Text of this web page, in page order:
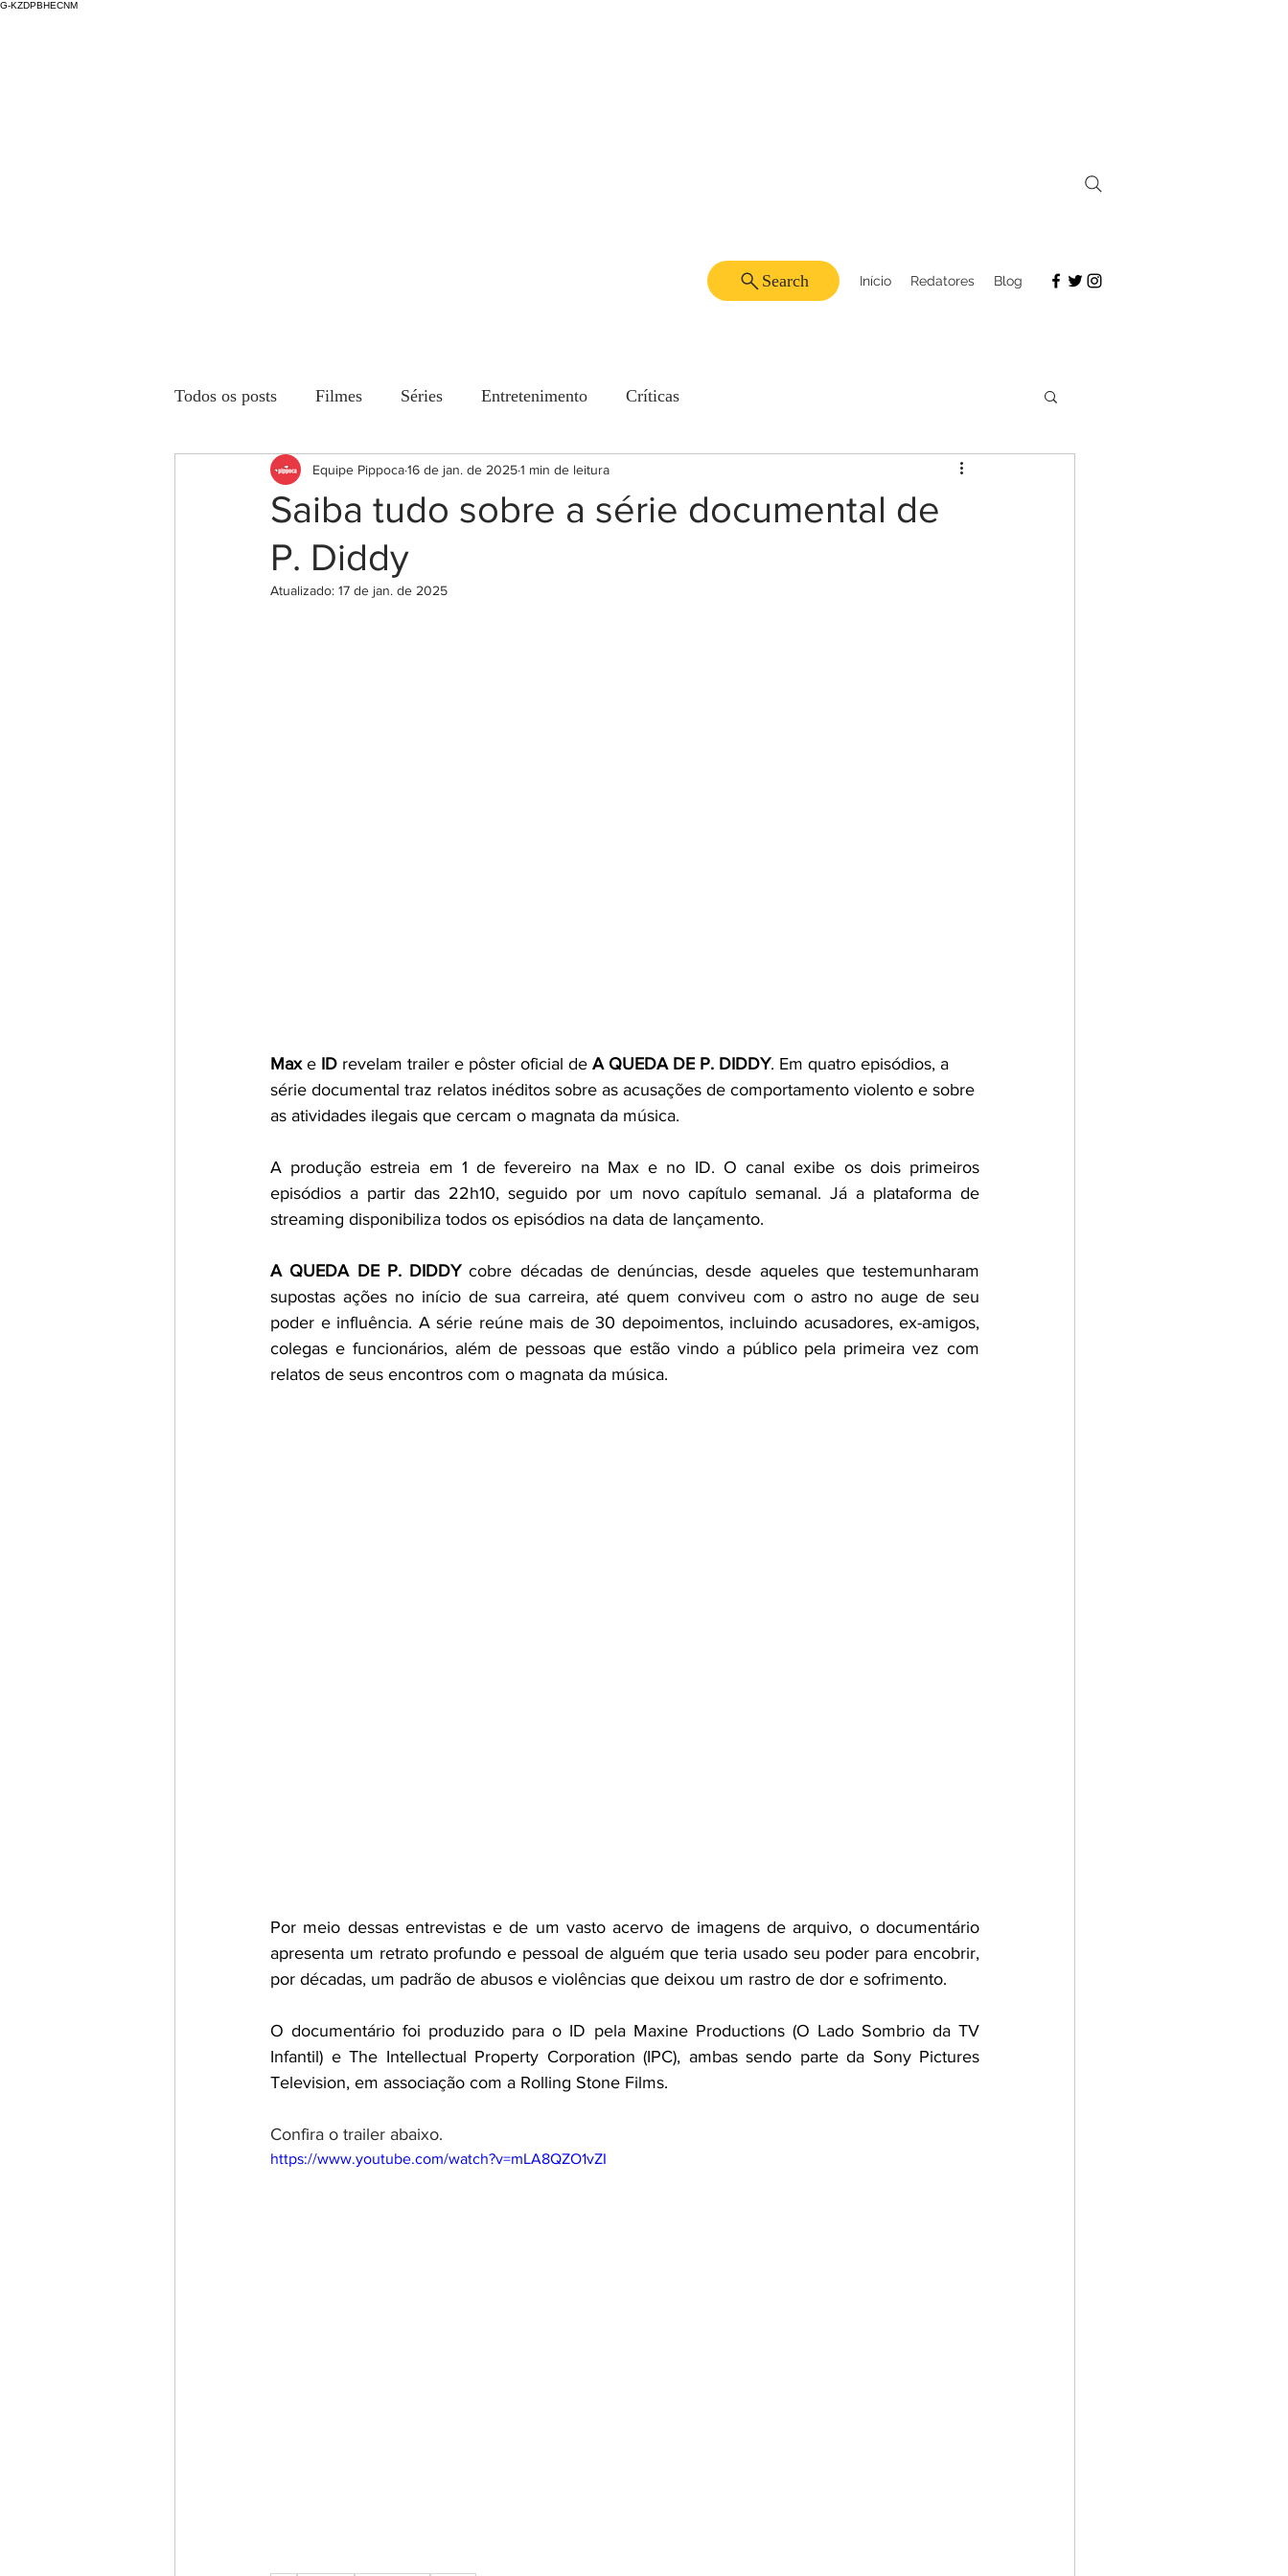
G-KZDPBHECNM
Início Redatores Blog
Search
Todos os posts Filmes Séries Entretenimento Críticas
Saiba tudo sobre a série documental de
P. Diddy
Equipe Pippoca16 de jan. de 20251 min de leitura
Atualizado: 17 de jan. de 2025
Max e ID revelam trailer e pôster oficial de A QUEDA DE P. DIDDY. Em quatro episódios, a
série documental traz relatos inéditos sobre as acusações de comportamento violento e sobre
as atividades ilegais que cercam o magnata da música.
A produção estreia em 1 de fevereiro na Max e no ID. O canal exibe os dois primeiros
episódios a partir das 22h10, seguido por um novo capítulo semanal. Já a plataforma de
streaming disponibiliza todos os episódios na data de lançamento.
A QUEDA DE P. DIDDY cobre décadas de denúncias, desde aqueles que testemunharam
supostas ações no início de sua carreira, até quem conviveu com o astro no auge de seu
poder e influência. A série reúne mais de 30 depoimentos, incluindo acusadores, ex-amigos,
colegas e funcionários, além de pessoas que estão vindo a público pela primeira vez com
relatos de seus encontros com o magnata da música.
Por meio dessas entrevistas e de um vasto acervo de imagens de arquivo, o documentário
apresenta um retrato profundo e pessoal de alguém que teria usado seu poder para encobrir,
por décadas, um padrão de abusos e violências que deixou um rastro de dor e sofrimento.
O documentário foi produzido para o ID pela Maxine Productions (O Lado Sombrio da TV
Infantil) e The Intellectual Property Corporation (IPC), ambas sendo parte da Sony Pictures
Television, em associação com a Rolling Stone Films.
Confira o trailer abaixo.
https://www.youtube.com/watch?v=mLA8QZO1vZI